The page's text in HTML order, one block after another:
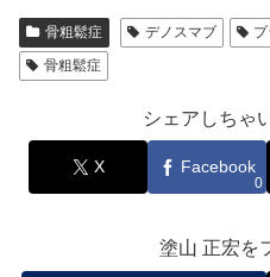
骨粗鬆症 デノスマブ
骨粗鬆症
シェアしちゃ
X Facebook
0
塗山 正宏を